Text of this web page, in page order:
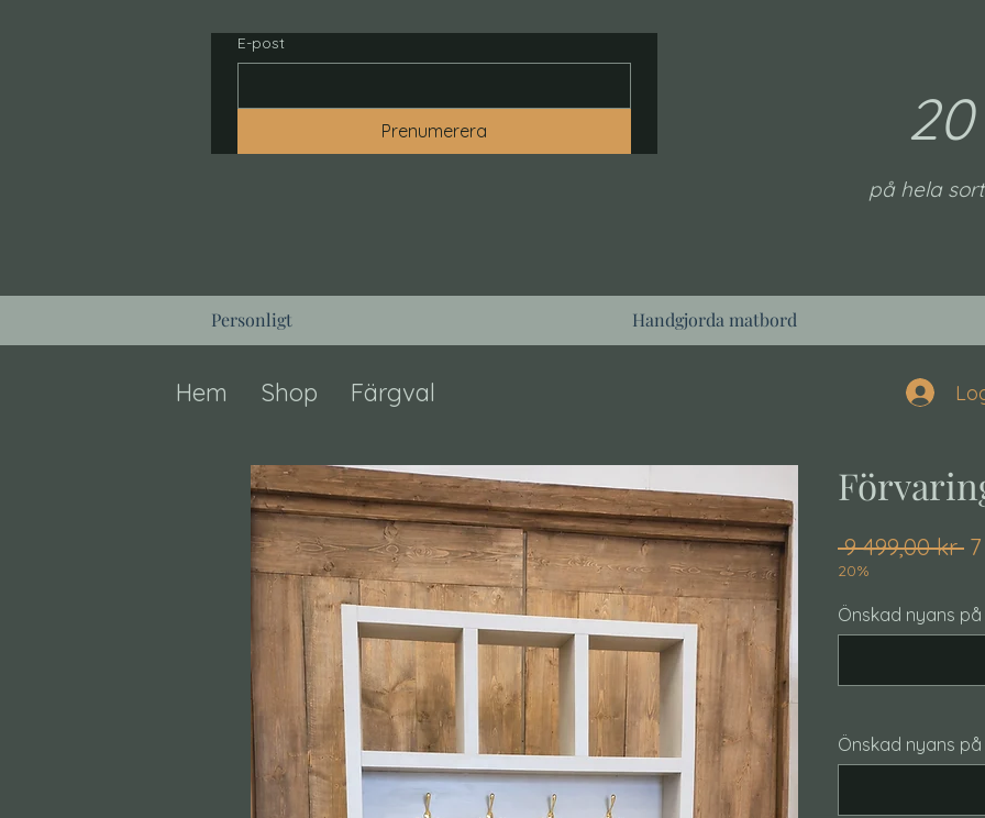
E-post
Prenumerera
på hela
Personligt Handgjorda matbord
Hem Shop Färgval
9 499,00 kr
20%
Önskad nyans
Önskad nyans